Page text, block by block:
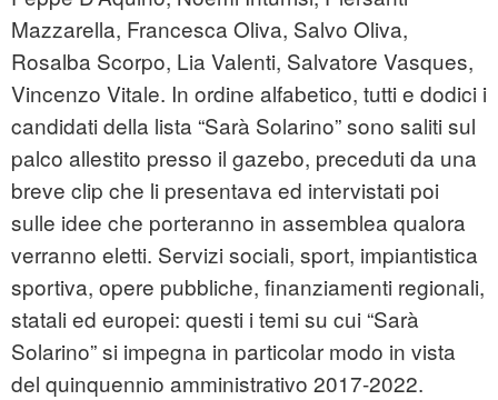
Mazzarella, Francesca Oliva, Salvo Oliva,
Rosalba Scorpo, Lia Valenti, Salvatore Vasques,
Vincenzo Vitale. In ordine alfabetico, tutti e dodici i
candidati della lista “Sarà Solarino” sono saliti sul
palco allestito presso il gazebo, preceduti da una
breve clip che li presentava ed intervistati poi
sulle idee che porteranno in assemblea qualora
verranno eletti. Servizi sociali, sport, impiantistica
sportiva, opere pubbliche, finanziamenti regionali,
statali ed europei: questi i temi su cui “Sarà
Solarino” si impegna in particolar modo in vista
del quinquennio amministrativo 2017-2022.